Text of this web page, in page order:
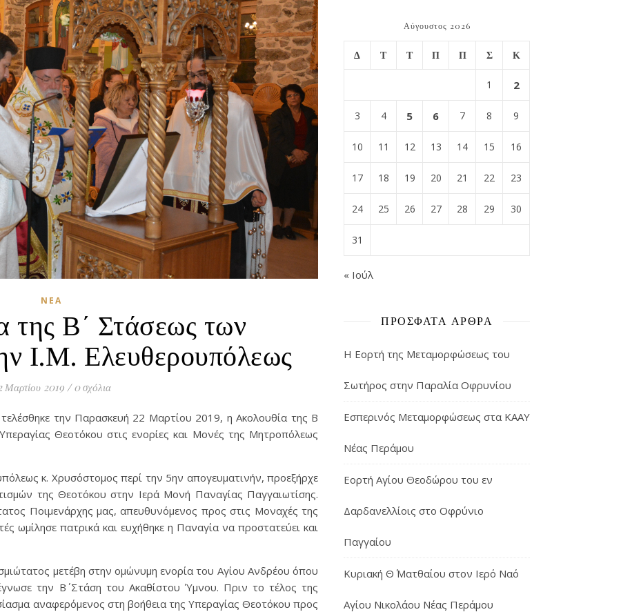
ΝΈΑ
της Β΄ Στάσεως των
Ι.Μ. Ελευθερουπόλεως
Μαρτίου 2019 / 0 σχόλια
τελέσθηκε την Παρασκευή 22 Μαρτίου 2019, η Ακολουθία της Β΄
Θεοτόκου στις ενορίες και Μονές της Μητροπόλεως
κ. Χρυσόστομος περί την 5ην απογευματινήν, προεξήρχε
της Θεοτόκου στην Ιερά Μονή Παναγίας Παγγαιωτίσης.
Ποιμενάρχης μας, απευθυνόμενος προς στις Μοναχές της
ωμίλησε πατρικά και ευχήθηκε η Παναγία να προστατεύει και
μετέβη στην ομώνυμη ενορία του Αγίου Ανδρέου όπου
την Β΄ Στάση του Ακαθίστου Ύμνου. Πριν το τέλος της
αναφερόμενος στη βοήθεια της Υπεραγίας Θεοτόκου προς
Αύγουστος 2026
Δ Τ Τ Π Π Σ Κ
1 2
3 4 5 6 7 8 9
10 11 12 13 14 15 16
17 18 19 20 21 22 23
24 25 26 27 28 29 30
31
« Ιούλ
ΠΡΌΣΦΑΤΑ ΆΡΘΡΑ
Η Εορτή της Μεταμορφώσεως του
Σωτήρος στην Παραλία Οφρυνίου
Εσπερινός Μεταμορφώσεως στα ΚΑΑΥ
Νέας Περάμου
Εορτή Αγίου Θεοδώρου του εν
Δαρδανελλίοις στο Οφρύνιο
Παγγαίου
Κυριακή Θ΄ Ματθαίου στον Ιερό Ναό
Αγίου Νικολάου Νέας Περάμου